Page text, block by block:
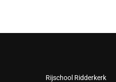
Rijschool Ridderkerk